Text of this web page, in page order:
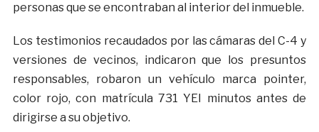
personas que se encontraban al interior del inmueble.
Los testimonios recaudados por las cámaras del C-4 y
versiones de vecinos, indicaron que los presuntos
responsables, robaron un vehículo marca pointer,
color rojo, con matrícula 731 YEI minutos antes de
dirigirse a su objetivo.